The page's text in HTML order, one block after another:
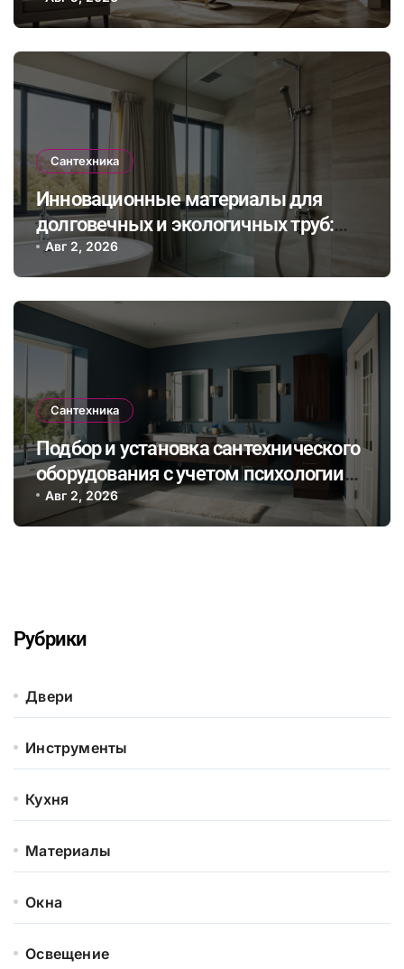
оборудование для комфортного
проживания в будущем
Сантехника
Инновационные материалы для
долговечных и экологичных труб:
как выбрать и правильно установить
Авг 2, 2026
Сантехника
Подбор и установка сантехнического
оборудования с учетом психологии
цвета для создания уютной ванной
комнаты
Авг 2, 2026
Рубрики
Двери
Инструменты
Кухня
Материалы
Окна
Освещение